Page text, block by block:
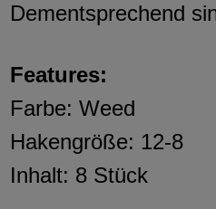
Dementsprechend
Features:
Farbe: Weed
Hakengröße: 12-8
Inhalt: 8 Stück